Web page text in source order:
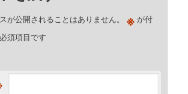
が公開されることはありません。 ※ が付
須項目です